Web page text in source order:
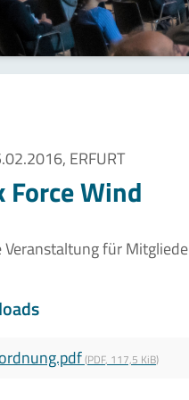
ERFURT
Force Wind
Veranstaltung für
(PDF, 117,5 KiB)